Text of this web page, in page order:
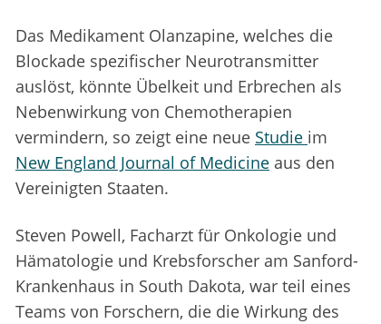
Das Medikament Olanzapine, welches die
Blockade spezifischer Neurotransmitter
auslöst, könnte Übelkeit und Erbrechen als
Nebenwirkung von Chemotherapien
vermindern, so zeigt eine neue Studie im
New England Journal of Medicine aus den
Vereinigten Staaten.
Steven Powell, Facharzt für Onkologie und
Hämatologie und Krebsforscher am Sanford-
Krankenhaus in South Dakota, war teil eines
Teams von Forschern, die die Wirkung des